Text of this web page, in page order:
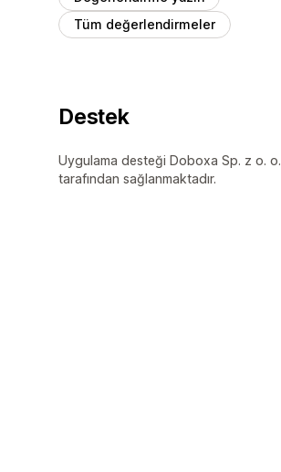
Tüm değerlendirmeler
Destek
Uygulama desteği Doboxa Sp. z o. o.
tarafından sağlanmaktadır.